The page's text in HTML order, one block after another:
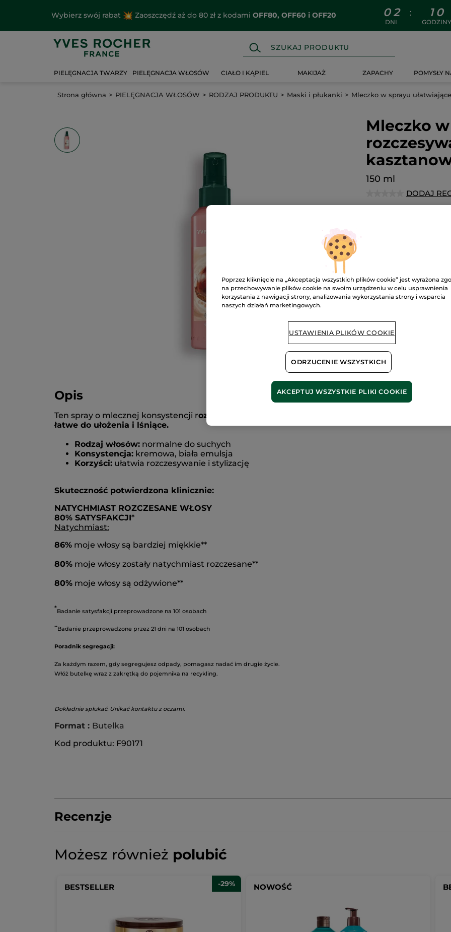
Wybierz swój rabat Zaoszczędź aż do 80 zł z kodami OFF80, OFF60 i OFF20 0 2
DNI
: 1 0
GODZINY
PIELĘGNACJA TWARZY PIELĘGNACJA WŁOSÓW CIAŁO I KĄPIEL MAKIJAŻ ZAPACHY POMYSŁY
Strona główna PIELĘGNACJA WŁOSÓW RODZAJ PRODUKTU Maski i płukanki Mleczko w sprayu
Mleczko
150 ml
DODAJ
Bezpieczna
Satysfakcja
Darmowa
DOWIEDZ SIĘ
Opis
Ten spray o mlecznej konsystencji rozplątuje włosy aż po same końce w jednym kroku , nie
łatwe do ułożenia i lśniące.
Rodzaj włosów: normalne do suchych
Konsystencja: kremowa, biała emulsja
Korzyści: ułatwia rozczesywanie i stylizację
Skuteczność potwierdzona klinicznie:
NATYCHMIAST ROZCZESANE WŁOSY
80% SATYSFAKCJI*
Natychmiast:
86% moje włosy są bardziej miękkie**
80% moje włosy zostały natychmiast rozczesane**
80% moje włosy są odżywione**
*Badanie satysfakcji przeprowadzone na 101 osobach
**Badanie przeprowadzone przez 21 dni na 101 osobach
Poradnik segregacji:
Za każdym razem, gdy segregujesz odpady, pomagasz nadać im drugie życie.
Włóż butelkę wraz z zakrętką do pojemnika na recykling.
Dokładnie spłukać. Unikać kontaktu z oczami.
Format : Butelka
Kod produktu: F90171
Recenzje
★★★★★
★★★★★
ocen
Możesz również polubić
BESTSELLER -29% NOWOŚĆ
Poprzez kliknięcie na „Akceptacja wszystkich plików cookie” jest wyrażona
na przechowywanie plików cookie na swoim urządzeniu w celu usprawnienia
korzystania z nawigacji strony, analizowania wykorzystania strony i wsparcia
naszych działań marketingowych.
USTAWIENIA PLIKÓW COOKIE
ODRZUCENIE WSZYSTKICH
AKCEPTUJ WSZYSTKIE PLIKI COOKIE